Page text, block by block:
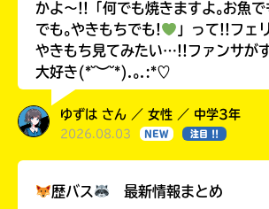
かよ〜!!「何でも焼きますよ｡お魚で
でも｡やきもちでも!
」って!!フェ
やきもち見てみたい…!!ファンサが
大好き(*˘︶˘*).｡.:*♡
ゆずは さん ／ 女性 ／ 中学3年
2026.08.03 NEW 注目 !!
歴バス 最新情報まとめ